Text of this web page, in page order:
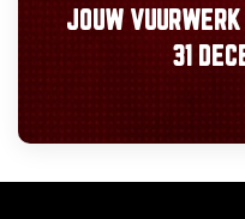
JOUW
31